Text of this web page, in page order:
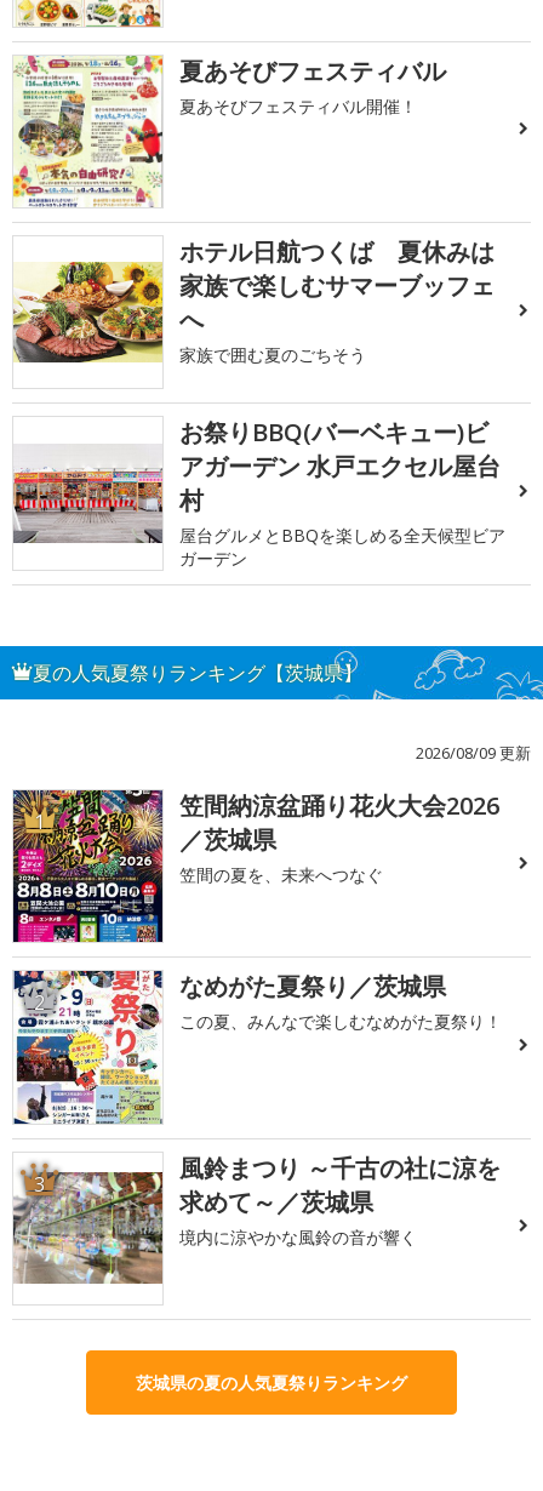
夏あそびフェスティバル
夏あそびフェスティバル開催！
ホテル日航つくば 夏休みは
家族で楽しむサマーブッフェ
へ
家族で囲む夏のごちそう
お祭りBBQ(バーベキュー)ビ
アガーデン 水戸エクセル屋台
村
屋台グルメとBBQを楽しめる全天候型ビア
ガーデン
夏の人気夏祭りランキング【茨城県】
2026/08/09 更新
1
笠間納涼盆踊り花火大会2026
／茨城県
笠間の夏を、未来へつなぐ
2 なめがた夏祭り／茨城県
この夏、みんなで楽しむなめがた夏祭り！
3
風鈴まつり ～千古の社に涼を
求めて～／茨城県
境内に涼やかな風鈴の音が響く
茨城県の夏の人気夏祭りランキング